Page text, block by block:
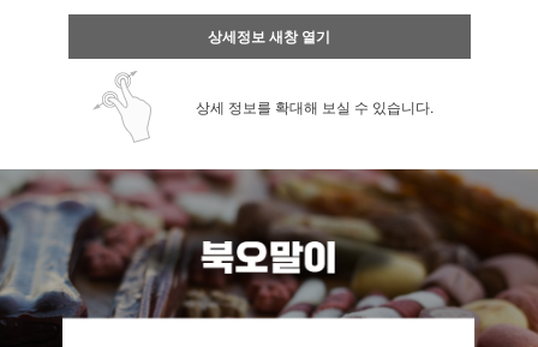
상세정보 새창 열기
상세 정보를 확대해 보실 수 있습니다.